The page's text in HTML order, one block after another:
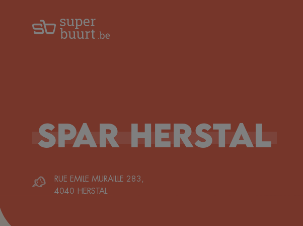
Spar Herstal
RUE EMILE MURAILLE 283,
4040 HERSTAL